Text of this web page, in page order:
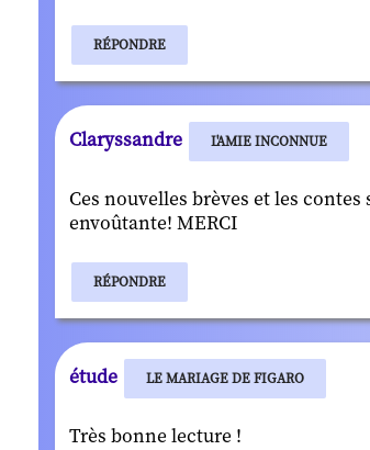
RÉPONDRE
Claryssandre L'AMIE INCONNUE
Ces nouvelles brèves et les
envoûtante! MERCI
RÉPONDRE
étude LE MARIAGE DE FIGARO
Très bonne lecture !